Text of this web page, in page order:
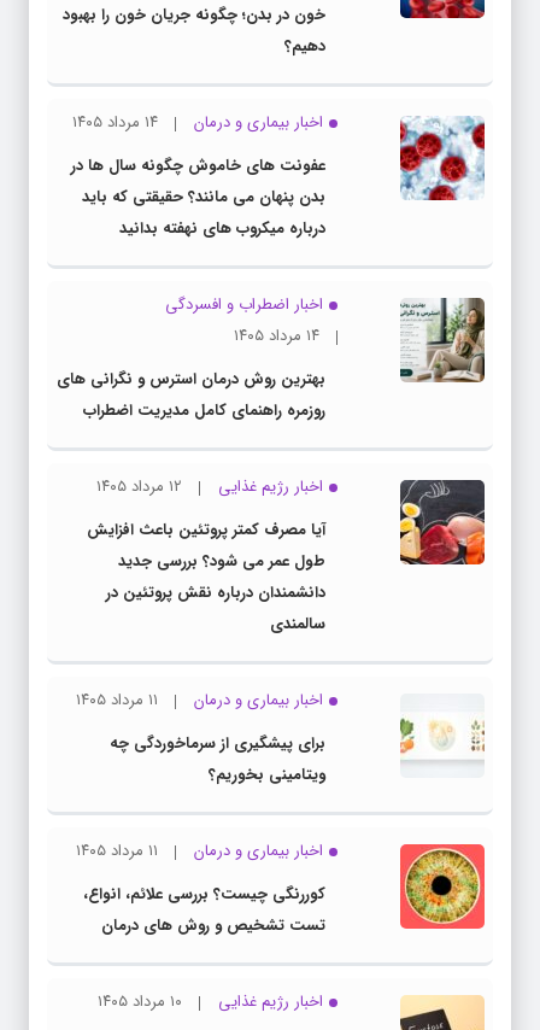
خون در بدن؛ چگونه جریان خون را بهبود
دهیم؟
اخبار بیماری و درمان
۱۴ مرداد ۱۴۰۵
عفونت های خاموش چگونه سال ها در
بدن پنهان می مانند؟ حقیقتی که باید
درباره میکروب های نهفته بدانید
اخبار اضطراب و افسردگی
۱۴ مرداد ۱۴۰۵
بهترین روش درمان استرس و نگرانی های
روزمره راهنمای کامل مدیریت اضطراب
اخبار رژیم غذایی
۱۲ مرداد ۱۴۰۵
آیا مصرف کمتر پروتئین باعث افزایش
طول عمر می شود؟ بررسی جدید
دانشمندان درباره نقش پروتئین در
سالمندی
اخبار بیماری و درمان
۱۱ مرداد ۱۴۰۵
برای پیشگیری از سرماخوردگی چه
ویتامینی بخوریم؟
اخبار بیماری و درمان
۱۱ مرداد ۱۴۰۵
کوررنگی چیست؟ بررسی علائم، انواع،
تست تشخیص و روش های درمان
اخبار رژیم غذایی
۱۰ مرداد ۱۴۰۵